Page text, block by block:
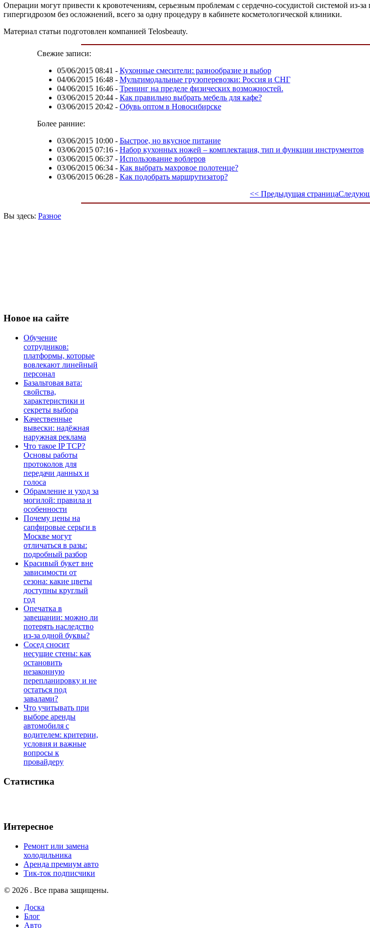
Операции могут привести к кровотечениям, серьезным проблемам с сердечно-сосудистой системой из-
гипергидрозом без осложнений, всего за одну процедуру в кабинете косметологической клиники.
Материал статьи подготовлен компанией Telosbeauty.
Свежие записи:
05/06/2015 08:41 - Кухонные смесители: разнообразие и выбор
04/06/2015 16:48- Мультимодальные грузоперевозки: Россия и СНГ
04/06/2015 16:46- Тренинг на пределе физических возможностей.
03/06/2015 20:44- Как правильно выбрать мебель для кафе?
03/06/2015 20:42 - Обувь оптом в Новосибирске
Более ранние:
03/06/2015 10:00- Быстрое, но вкусное питание
03/06/2015 07:16- Набор кухонных ножей – комплектация, тип и функции инструментов
03/06/2015 06:37- Использование воблеров
03/06/2015 06:34- Как выбрать махровое полотенце?
03/06/2015 06:28- Как подобрать маршрутизатор?
<< Предыдущая страница
Вы здесь: Разное
Новое на сайте
Обучение
сотрудников:
платформы, которые
вовлекают линейный
персонал
Базальтовая вата:
свойства,
характеристики и
секреты выбора
Качественные
вывески: надёжная
наружная реклама
Что такое IP TCP?
Основы работы
протоколов для
передачи данных и
голоса
Обрамление и уход за
могилой: правила и
особенности
Почему цены на
сапфировые серьги в
Москве могут
отличаться в разы:
подробный разбор
Красивый букет вне
зависимости от
сезона: какие цветы
доступны круглый
год
Опечатка в
завещании: можно ли
потерять наследство
из-за одной буквы?
Сосед сносит
несущие стены: как
остановить
незаконную
перепланировку и не
остаться под
завалами?
Что учитывать при
выборе аренды
автомобиля с
водителем: критерии,
условия и важные
вопросы к
провайдеру
Статистика
Интересное
Ремонт или замена
холодильника
Аренда премиум авто
Тик-ток подписчики
© 2026 . Все права защищены.
Доска
Блог
Авто